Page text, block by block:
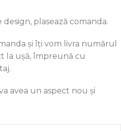
plasează comanda.
și îți vom livra numărul
la ușă, împreună cu
avea un aspect nou și